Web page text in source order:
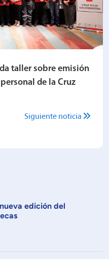
taller sobre emisión
de la Cruz
Siguiente noticia
edición del